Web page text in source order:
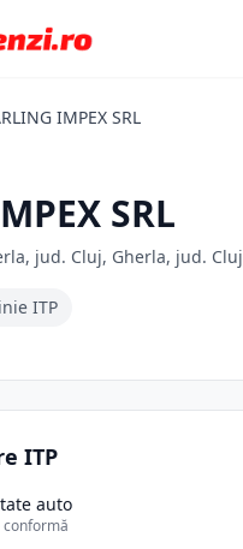
IMPEX SRL
SRL
jud. Cluj, Gherla, jud. Cluj
ITP
ITP
auto
conformă